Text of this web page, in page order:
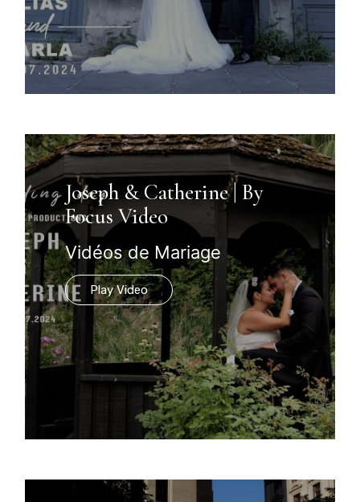
Joseph & Catherine | By
Focus Video
Vidéos de Mariage
Play Video